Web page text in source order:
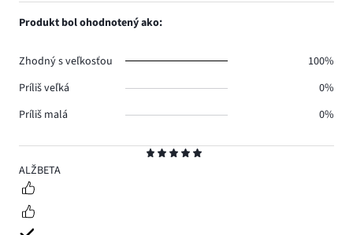
5
ALŽBETA
Produkt bol ohodnotený ako:
Zhodný s veľkosťou
100%
Príliš veľká
0%
Príliš malá
0%